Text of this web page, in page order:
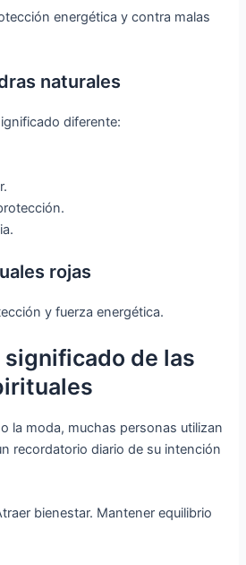
energética y contra malas
naturales
diferente:
rojas
y fuerza energética.
significado de las
la moda, muchas personas utilizan
recordatorio diario de su intención
bienestar. Mantener equilibrio